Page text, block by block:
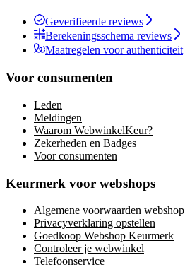
Geverifieerde reviews
Berekeningsschema reviews
Maatregelen voor authenticiteit
Voor consumenten
Leden
Meldingen
Waarom WebwinkelKeur?
Zekerheden en Badges
Voor consumenten
Keurmerk voor webshops
Algemene voorwaarden webshop
Privacyverklaring opstellen
Goedkoop Webshop Keurmerk
Controleer je webwinkel
Telefoonservice